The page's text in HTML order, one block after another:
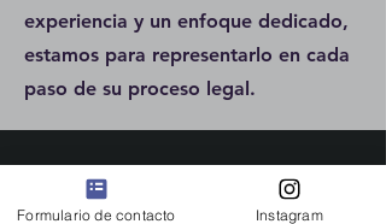
experiencia y un enfoque dedicado,
estamos para representarlo en cada
paso de su proceso legal.
Formulario de contacto Instagram